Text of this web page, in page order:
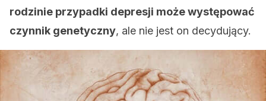
rodzinie przypadki depresji może występować
czynnik genetyczny, ale nie jest on decydujący.